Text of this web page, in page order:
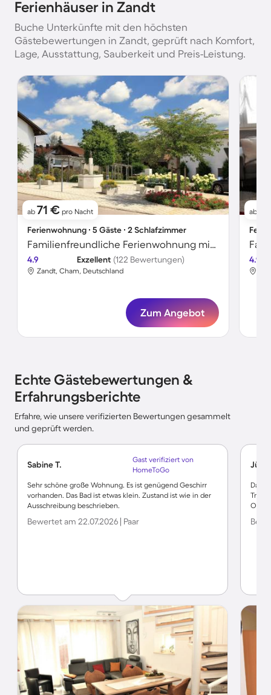
Ferienhäuser in Zandt
Buche Unterkünfte mit den höchsten
Gästebewertungen in Zandt, geprüft nach Komfort,
Lage, Ausstattung, Sauberkeit und Preis-Leistung.
ab 71 € pro Nacht
Ferienwohnung ∙ 5 Gäste ∙ 2 Schlafzimmer
Familienfreundliche Ferienwohnung mit Garten und Grill | Haustierfreundlich
4.9 Exzellent (122 Bewertungen)
Zandt, Cham, Deutschland
Zum Angebot
ab
4.9
Echte Gästebewertungen &
Erfahrungsberichte
Erfahre, wie unsere verifizierten Bewertungen gesammelt
und geprüft werden.
Sabine T.
Gast verifiziert von
HomeToGo
Sehr schöne große Wohnung. Es ist genügend Geschirr
vorhanden. Das Bad ist etwas klein. Zustand ist wie in der
Ausschreibung beschrieben.
Bewertet am 22.07.2026 | Paar
Das
Ort